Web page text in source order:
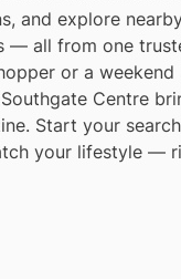
and explore
— all from one
or a weekend
Centre
Start your
your lifestyle —